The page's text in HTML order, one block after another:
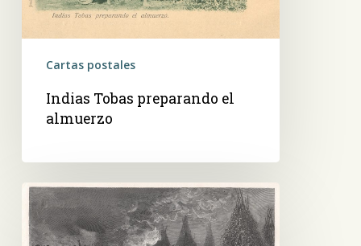
Cartas postales
Indias Tobas preparando el
almuerzo
La
fiesta
de